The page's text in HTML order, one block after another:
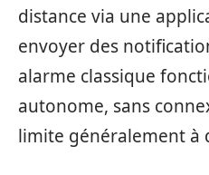
distance via une
envoyer des
alarme classique
autonome, sans
limite généralement à